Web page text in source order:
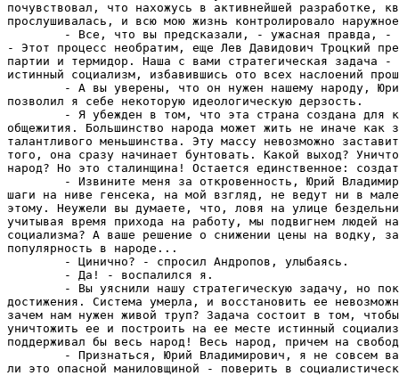
почувствовал, что нахожусь в активнейшей разработке,
прослушивалась, и всю мою жизнь контролировало
- Все, что вы предсказали, - ужасная правда, -
- Этот процесс необратим, еще Лев Давидович Троцкий
партии и термидор. Наша с вами стратегическая задача -
истинный социализм, избавившись ото всех наслоений
- А вы уверены, что он нужен нашему народу,
позволил я себе некоторую идеологическую дерзость.
- Я убежден в том, что эта страна создана для
общежития. Большинство народа может жить не иначе как
талантливого меньшинства. Эту массу невозможно
того, она сразу начинает бунтовать. Какой выход?
народ? Но это сталинщина! Остается единственное:
- Извините меня за откровенность, Юрий
шаги на ниве генсека, на мой взгляд, не ведут ни в
этому. Неужели вы думаете, что, ловя на улице
учитывая время прихода на работу, мы подвигнем людей
социализма? А ваше решение о снижении цены на водку,
популярность в народе...
        - Цинично? - спросил Андропов, улыбаясь.
        - Да! - воспалился я.
- Вы уяснили нашу стратегическую задачу, но
достижения. Система умерла, и восстановить ее
зачем нам нужен живой труп? Задача состоит в том,
уничтожить ее и построить на ее месте истинный
поддерживал бы весь народ! Весь народ, причем на
- Признаться, Юрий Владимирович, я не совсем
ли это опасной маниловщиной - поверить в